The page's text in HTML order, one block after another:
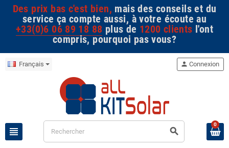
Des prix bas c'est bien, mais des conseils et du
service ça compte aussi, à votre écoute au
+33(0)6 06 89 18 88 plus de 1200 clients l'ont
compris, pourquoi pas vous?
Français
view_headline search
person Connexion
0